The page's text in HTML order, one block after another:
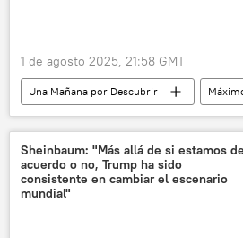
1 de agosto 2025, 21:58 GMT
Una Mañana por Descubrir
Luis Caputo
Argentina
sociedad
Sheinbaum: "Más allá de si estamos de
acuerdo o no, Trump ha sido
consistente en cambiar el escenario
mundial"